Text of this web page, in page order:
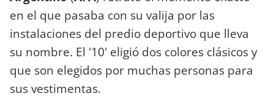
en el que pasaba con su valija por las
instalaciones del predio deportivo que lleva
su nombre. El '10' eligió dos colores clásicos y
que son elegidos por muchas personas para
sus vestimentas.